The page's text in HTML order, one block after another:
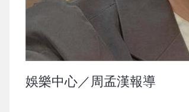
娛樂中心／周孟漢報導